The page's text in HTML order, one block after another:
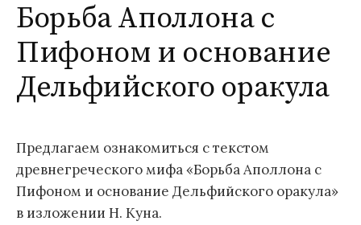
Борьба Аполлона с
Пифоном и основание
Дельфийского оракула
Предлагаем ознакомиться с текстом
древнегреческого мифа «Борьба Аполлона с
Пифоном и основание Дельфийского оракула»
в изложении Н. Куна.